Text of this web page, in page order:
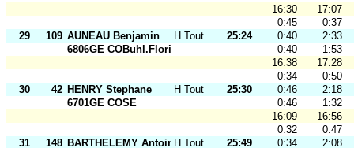
16:30
17:07
0:45
0:37
29
109 AUNEAU Benjamin H Tout Ages25:24 0:40
2:33
6806GE COBuhl.Florival
0:40
1:53
16:38
17:28
0:34
0:50
30
42 HENRY Stephane H Tout Ages25:30 0:46
2:18
6701GE COSE
0:46
1:32
16:09
16:56
0:32
0:47
31
148 BARTHELEMY AntoineH Tout Ages25:49 0:34
2:08